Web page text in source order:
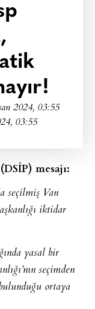
2024, 03:55
03:55
mesajı:
seçilmiş Van
iktidar
yasal bir
seçimden
ortaya